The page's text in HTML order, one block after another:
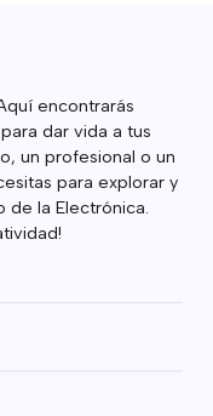
encontrarás
dar vida a tus
un profesional o un
para explorar y
la Electrónica.